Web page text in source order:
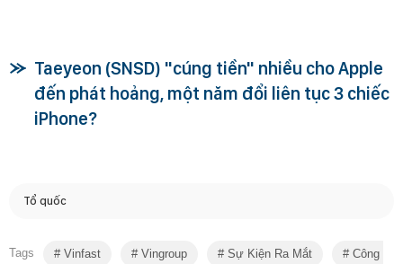
Taeyeon (SNSD) "cúng tiền" nhiều cho Apple
đến phát hoảng, một năm đổi liên tục 3 chiếc
iPhone?
Tổ quốc
Tags Vinfast Vingroup Sự Kiện Ra Mắt Công